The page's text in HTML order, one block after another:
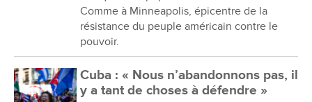
Comme à Minneapolis, épicentre de la
résistance du peuple américain contre le
pouvoir.
Cuba : « Nous n’abandonnons pas, il
y a tant de choses à défendre »